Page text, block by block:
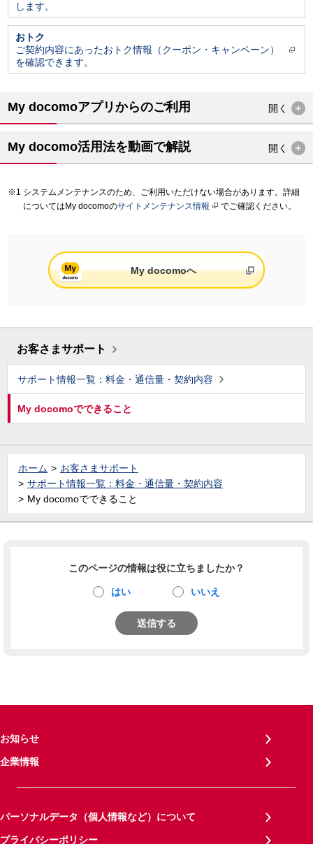
します。
おトク
ご契約内容にあったおトク情報（クーポン・キャンペーン）
を確認できます。
My docomoアプリからのご利用 開く
My docomo活用法を動画で解説 開く
システムメンテナンスのため、ご利用いただけない場合があります。詳細
についてはMy docomoのサイトメンテナンス情報 でご確認ください。
My docomoへ
お客さまサポート
サポート情報一覧：料金・通信量・契約内容
My docomoでできること
ホーム
お客さまサポート
サポート情報一覧：料金・通信量・契約内容
My docomoでできること
このページの情報は役に立ちましたか？
はい いいえ
送信する
お知らせ
企業情報
パーソナルデータ（個人情報など）について
プライバシーポリシー